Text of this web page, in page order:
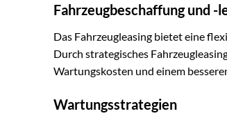
Fahrzeugbeschaffung und -
Das Fahrzeugleasing bietet eine
Durch strategisches
Wartungskosten und einem
Wartungsstrategien